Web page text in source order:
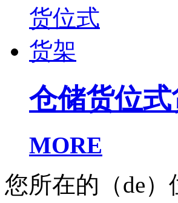
仓储货位
MORE
您所在的（de）